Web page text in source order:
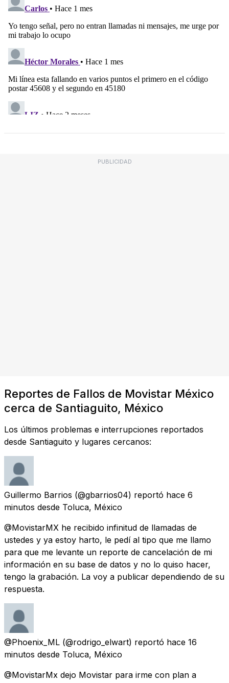
PUBLICIDAD
Reportes de Fallos de Movistar México
cerca de Santiaguito, México
Los últimos problemas e interrupciones reportados
desde Santiaguito y lugares cercanos:
Guillermo Barrios (@gbarrios04) reportó hace 6
minutos desde Toluca, México
@MovistarMX he recibido infinitud de llamadas de
ustedes y ya estoy harto, le pedí al tipo que me llamo
para que me levante un reporte de cancelación de mi
información en su base de datos y no lo quiso hacer,
tengo la grabación. La voy a publicar dependiendo de su
respuesta.
@Phoenix_ML (@rodrigo_elwart) reportó hace 16
minutos desde Toluca, México
@MovistarMx dejo Movistar para irme con plan a